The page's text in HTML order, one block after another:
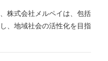
株式会社メルペイは、包括
、地域社会の活性化を目指